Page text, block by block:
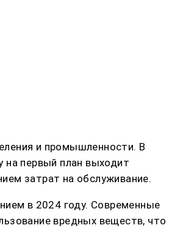
и промышленности. В
на первый план выходит
затрат на обслуживание.
в 2024 году. Современные
вредных веществ, что